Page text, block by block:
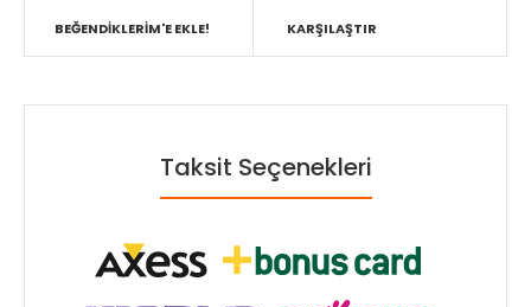
BEĞENDIKLERIM'E EKLE! KARŞILAŞTIR
Taksit Seçenekleri